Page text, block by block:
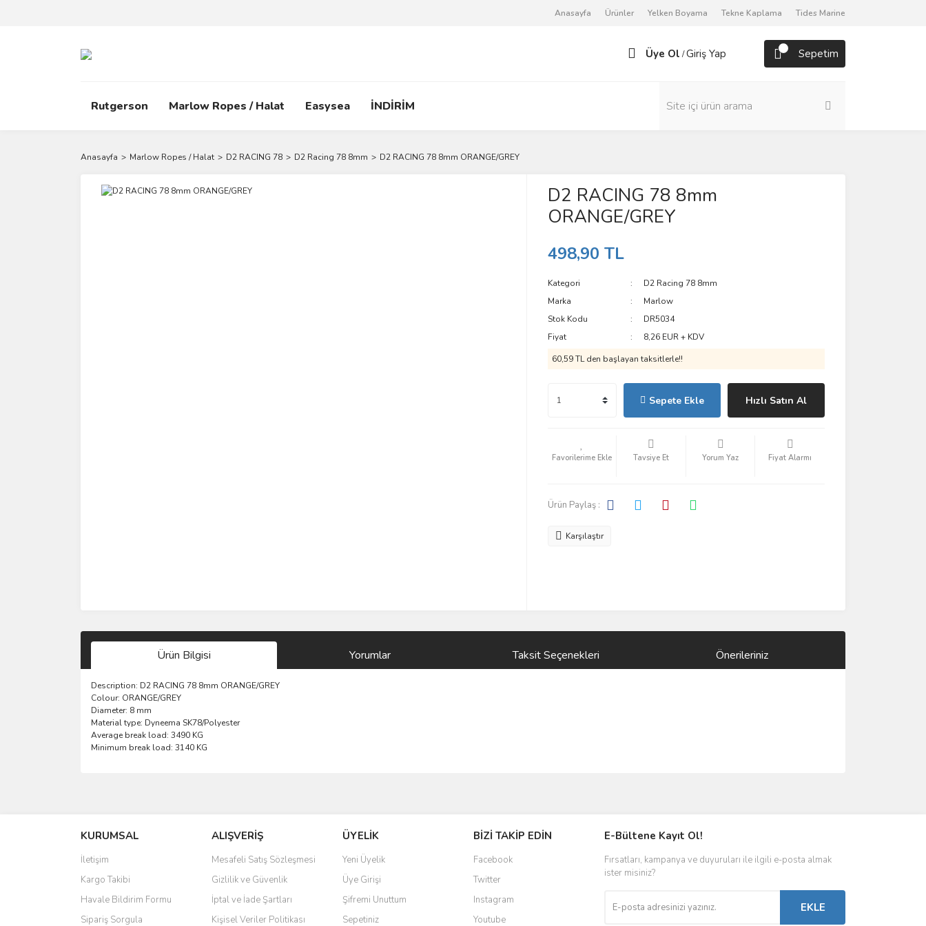
Anasayfa Ürünler Yelken Boyama Tekne Kaplama Tides Marine
Üye Ol /Giriş Yap Sepetim
Rutgerson Marlow Ropes / Halat Easysea İNDİRİM
Anasayfa Marlow Ropes / Halat D2 RACING 78 D2 Racing 78 8mm D2 RACING 78 8mm ORANGE/GREY
D2 RACING 78 8mm
ORANGE/GREY
498,90 TL
Kategori
D2 Racing 78 8mm
Marka
Marlow
Stok Kodu
DR5034
Fiyat
8,26 EUR + KDV
60,59 TL den başlayan taksitlerle!!
Sepete Ekle Hızlı Satın Al
Tavsiye Et Yorum Yaz Fiyat Alarmı
Ürün Paylaş :
Karşılaştır
Ürün Bilgisi Yorumlar Taksit Seçenekleri Önerileriniz
Description: D2 RACING 78 8mm ORANGE/GREY
Colour: ORANGE/GREY
Diameter: 8 mm
Material type: Dyneema SK78/Polyester
Average break load: 3490 KG
Minimum break load: 3140 KG
Ürün resmi kalitesiz, bozuk veya görüntülenemiyor.
Ürün açıklamasında eksik bilgiler bulunuyor.
Ürün bilgilerinde hatalar bulunuyor.
Ürün fiyatı diğer sitelerden daha pahalı.
Bu ürüne benzer farklı alternatifler olmalı.
KURUMSAL
İletişim
Kargo Takibi
Havale Bildirim Formu
Sipariş Sorgula
ALIŞVERİŞ
Mesafeli Satış Sözleşmesi
Gizlilik ve Güvenlik
İptal ve İade Şartları
Kişisel Veriler Politikası
ÜYELİK
Yeni Üyelik
Üye Girişi
Şifremi Unuttum
Sepetiniz
BİZİ TAKİP EDİN
Facebook
Twitter
Instagram
Youtube
E-Bültene Kayıt Ol!
Fırsatları, kampanya ve duyuruları ile ilgili e-posta almak
ister misiniz?
EKLE